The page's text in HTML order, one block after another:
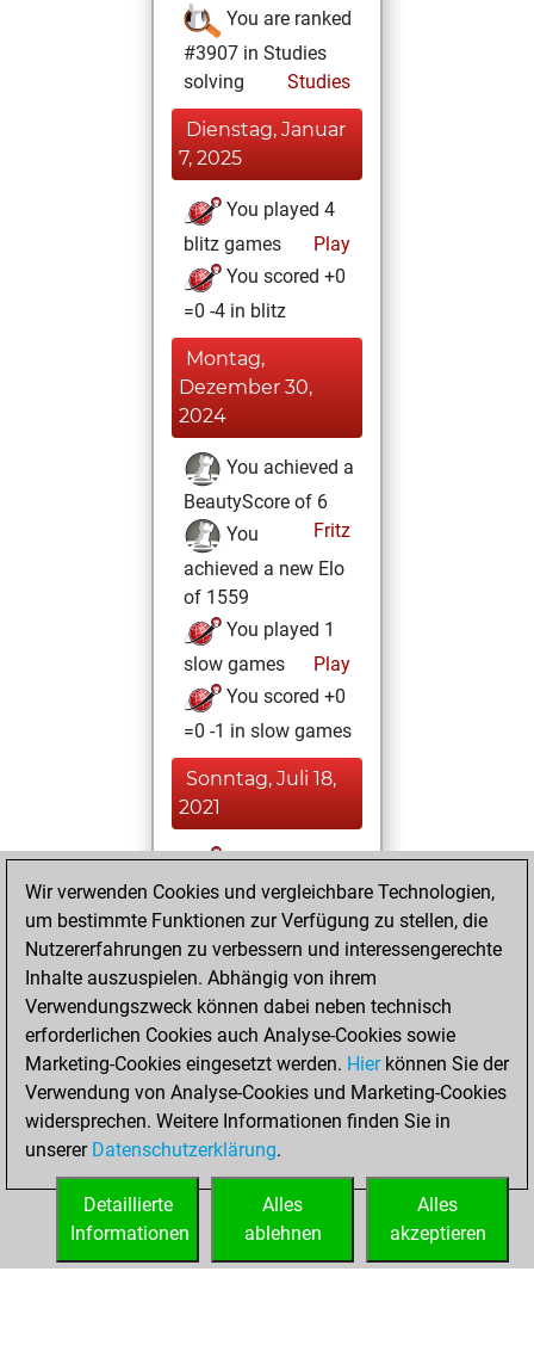
You are ranked
#3907 in Studies
solving
Studies
Dienstag, Januar
7, 2025
You played 4
blitz games
Play
You scored +0
=0 -4 in blitz
Montag,
Dezember 30,
2024
You achieved a
BeautyScore of 6
Fritz
You
achieved a new Elo
of 1559
You played 1
slow games
Play
You scored +0
=0 -1 in slow games
Sonntag, Juli 18,
2021
You played 1
bullet games
Play
You scored +0
=0 -1 in bullet
You created
your Studies account
Studies
Samstag,
Juli 17, 2021
You created
your Fritz account
Wir verwenden Cookies und vergleichbare Technologien,
um bestimmte Funktionen zur Verfügung zu stellen, die
Nutzererfahrungen zu verbessern und interessengerechte
Inhalte auszuspielen. Abhängig von ihrem
Verwendungszweck können dabei neben technisch
erforderlichen Cookies auch Analyse-Cookies sowie
Marketing-Cookies eingesetzt werden. Hierkönnen Sie der
Verwendung von Analyse-Cookies und Marketing-Cookies
widersprechen. Weitere Informationen finden Sie in
unserer Datenschutzerklärung.
Alles
akzeptieren
Alles
ablehnen
Detaillierte
Informationen